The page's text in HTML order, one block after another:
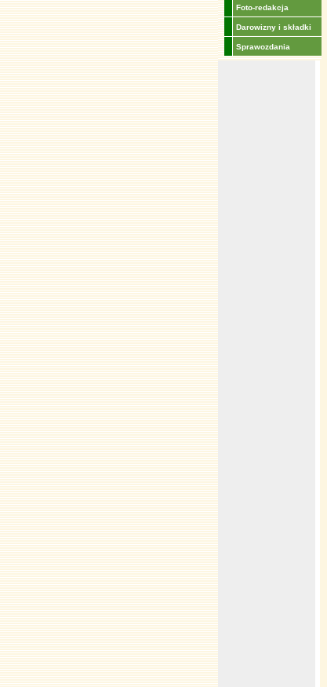
Foto-redakcja
Darowizny i składki
Sprawozdania